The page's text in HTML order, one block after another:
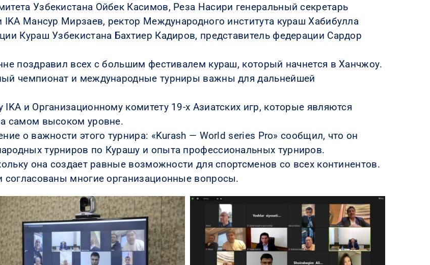
Узбекистана Ойбек Касимов, Реза Насири генеральный секретарь
IKA Мансур Мирзаев, ректор Международного института кураш Хабибулла
Кураш Узбекистана Бахтиер Кадиров, представитель федерации Сардор
поздравил всех с большим фестивалем кураш, который начнется в Ханчжоу.
чемпионат и международные турниры важны для дальнейшей
и Организационному комитету 19-х Азиатских игр, которые являются
самом высоком уровне.
о важности этого турнира: «Kurash — World series Pro» сообщил, что он
турниров по Курашу и опыта профессиональных турниров.
она создает равные возможности для спортсменов со всех континентов.
многие организационные вопросы.